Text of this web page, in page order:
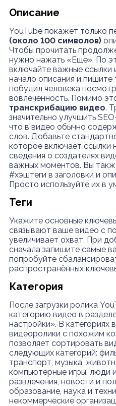
Описание
YouTube покажет только
(около 100 символов)
Чтобы прочитать
нужно нажать «Ещё». По
включайте важные ссылки
начало описания и пишите
побудил человека
вовлечённость. Помимо
транскрибацию видео.
значительно улучшить
что в видео обычно
слов. Добавьте
которое включает ссылки
сведения о создателях
важных моментов. Вы
#хэштеги в заголовки и
Просто используйте их в
Теги
Укажите основные
связывают ваше видео с
увеличивает охват. При
сначала запишите самые
попробуйте
распространённых
Категория
После загрузки ролика
категорию видео в
настройки». В категориях
видеоролики с похожим
позволяет сортировать
следующих категорий:
транспорт, музыка,
компьютерные игры, люди
развлечения, новости и
образование, наука и
некоммерческие